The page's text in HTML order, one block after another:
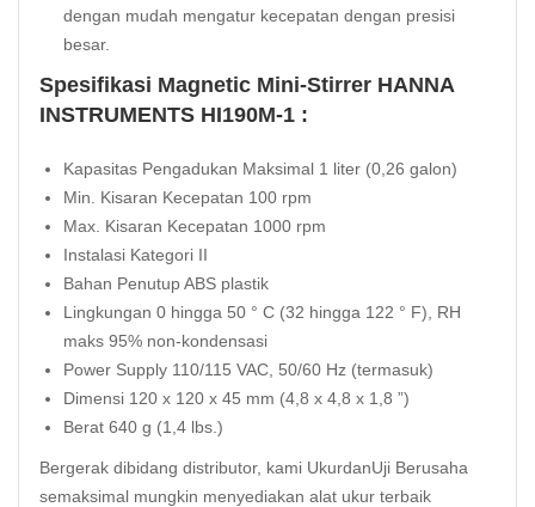
dengan mudah mengatur kecepatan dengan presisi
besar.
Spesifikasi Magnetic Mini-Stirrer HANNA
INSTRUMENTS HI190M-1 :
Kapasitas Pengadukan Maksimal 1 liter (0,26 galon)
Min. Kisaran Kecepatan 100 rpm
Max. Kisaran Kecepatan 1000 rpm
Instalasi Kategori II
Bahan Penutup ABS plastik
Lingkungan 0 hingga 50 ° C (32 hingga 122 ° F), RH
maks 95% non-kondensasi
Power Supply 110/115 VAC, 50/60 Hz (termasuk)
Dimensi 120 x 120 x 45 mm (4,8 x 4,8 x 1,8 ”)
Berat 640 g (1,4 lbs.)
Bergerak dibidang distributor, kami UkurdanUji Berusaha
semaksimal mungkin menyediakan alat ukur terbaik